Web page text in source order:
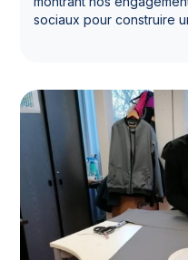
sociaux pour construire